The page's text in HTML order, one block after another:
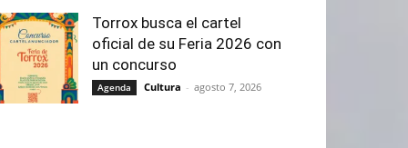
Torrox busca el cartel
oficial de su Feria 2026 con
un concurso
Agenda Cultura - agosto 7, 2026